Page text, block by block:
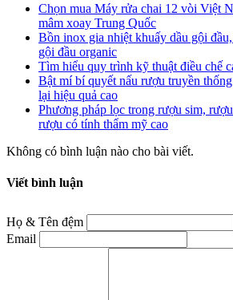
Chọn mua Máy rửa chai 12 vòi Việt
mâm xoay Trung Quốc
Bồn inox gia nhiệt khuấy dầu gội
gội đầu organic
Tìm hiểu quy trình kỹ thuật điều chế
Bật mí bí quyết nấu rượu truyền
lại hiệu quả cao
Phương pháp lọc trong rượu sim,
rượu có tính thẩm mỹ cao
Không có bình luận nào cho bài viết.
Viết bình luận
Họ & Tên đệm
Email